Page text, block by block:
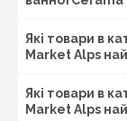
Які товари в
Market Alps
Які товари в
Market Alps